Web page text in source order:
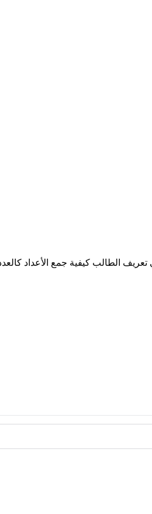
الطالب كيفية جمع الأعداد